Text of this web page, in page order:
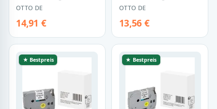
TZe 631
OTTO DE
14,91 €
TZe-131
OTTO DE
13,56 €
★ Bestpreis ★ Bestpreis